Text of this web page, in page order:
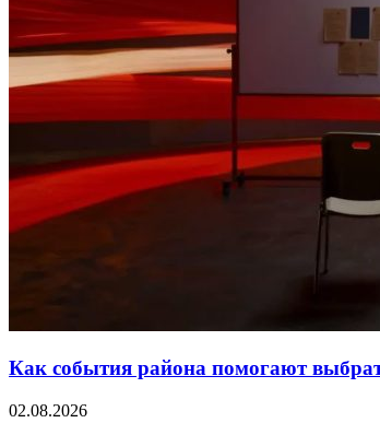
Как события района помогают
02.08.2026